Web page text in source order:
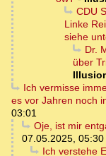
CDU
Linke
siehe
Dr.
über
Ich vermisse
es vor Jahren noch
03:01
Oje, ist mir
07.05.2025, 05:30
Ich verstehe